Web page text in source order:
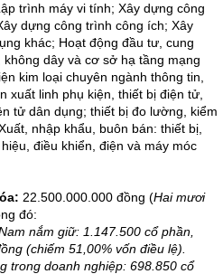
trình máy vi tính; Xây dựng công
dựng công trình công ích; Xây
khác; Hoạt động đầu tư, cung
dây và cơ sở hạ tầng mạng
kim loại chuyên ngành thông tin,
xuất linh phụ kiện, thiết bị điện tử,
tử dân dụng; thiết bị đo lường, kiểm
nhập khẩu, buôn bán: thiết bị,
điều khiển, điện và máy móc
22.500.000.000 đồng (Hai mươi
đó:
nắm giữ: 1.147.500 cổ phần,
(chiếm 51,00% vốn điều lệ).
trong doanh nghiệp: 698.850 cổ